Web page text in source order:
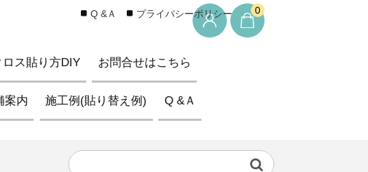
0
ロス貼り方DIY お問合せはこちら
案内 施工例(貼り替え例) Q &Ａ
Q &Ａ プライバシーポリシー